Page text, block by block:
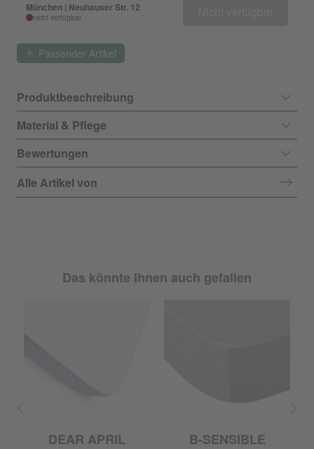
München | Neuhauser Str. 12
nicht verfügbar
Passender Artikel
Produktbeschreibung
Material & Pflege
Bewertungen
Alle Artikel von
Das könnte Ihnen auch gefallen
DEAR APRIL
B-SENSIBLE